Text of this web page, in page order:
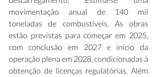
movimentação anual de 140 mil
toneladas de combustíveis. As obras
estão previstas para começar em 2025,
com conclusão em 2027 e início da
operação plena em 2028, condicionadas à
obtenção de licenças regulatórias. Além